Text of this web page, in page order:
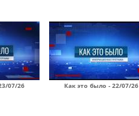
07/26 Как это было - 22/07/26